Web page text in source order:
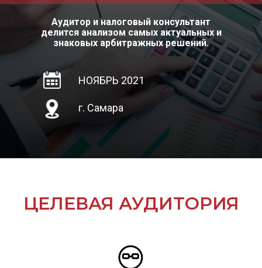
г. Самара
НОЯБРЬ 2021
Аудитор и налоговый консультант
делится анализом самых актуальных и
знаковых арбитражных решений.
ЦЕЛЕВАЯ АУДИТОРИЯ